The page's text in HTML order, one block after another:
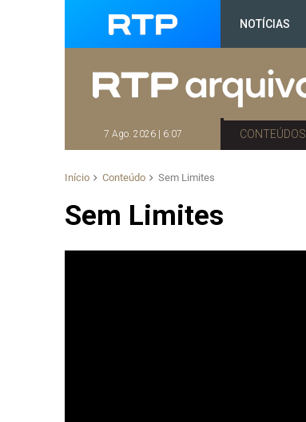
NOTÍCIAS
7 Ago. 2026 | 6:07 CONTEÚDOS
Início Conteúdo Sem Limites
Sem Limites